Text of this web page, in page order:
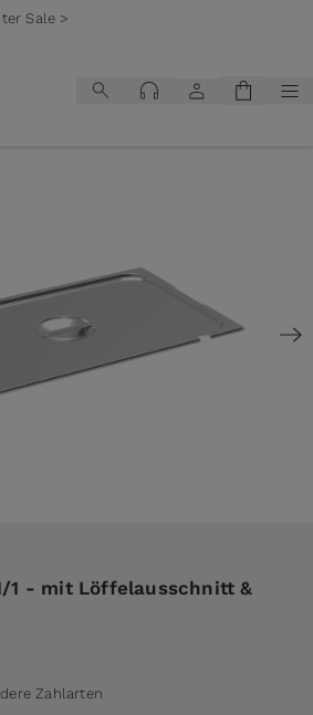
Sale >
1 - mit Löffelausschnitt &
Zahlarten